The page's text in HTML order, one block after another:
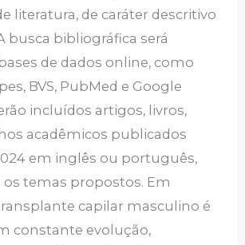
literatura, de caráter descritivo
busca bibliográfica será
de dados online, como
BVS, PubMed e Google
incluídos artigos, livros,
acadêmicos publicados
em inglês ou português,
temas propostos. Em
capilar masculino é
constante evolução,